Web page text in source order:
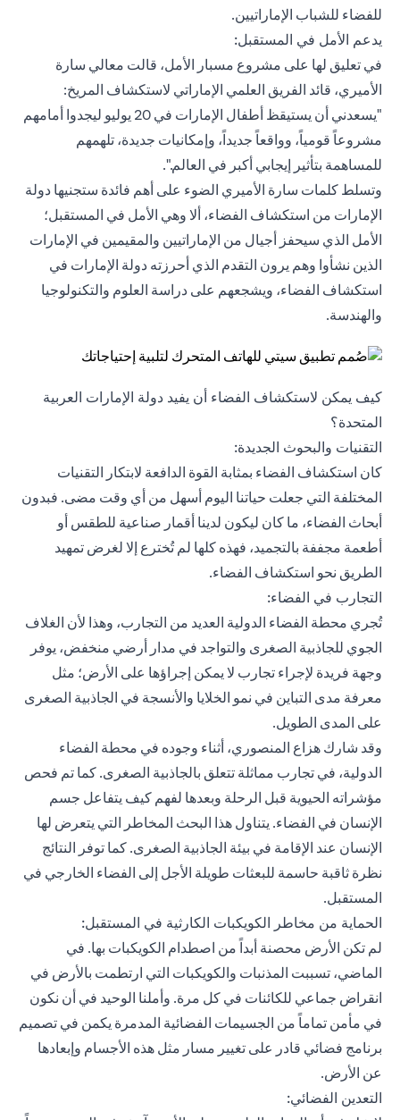
للفضاء للشباب الإماراتيين.
يدعم الأمل في المستقبل:
في تعليق لها على مشروع مسبار الأمل، قالت معالي سارة
الأميري، قائد الفريق العلمي الإماراتي لاستكشاف المريخ:
"يسعدني أن يستيقظ أطفال الإمارات في 20 يوليو ليجدوا أمامهم
مشروعاً قومياً، وواقعاً جديداً، وإمكانيات جديدة، تلهمهم
للمساهمة بتأثير إيجابي أكبر في العالم.".
وتسلط كلمات سارة الأميري الضوء على أهم فائدة ستجنيها دولة
الإمارات من استكشاف الفضاء، ألا وهي الأمل في المستقبل؛
الأمل الذي سيحفز أجيال من الإماراتيين والمقيمين في الإمارات
الذين نشأوا وهم يرون التقدم الذي أحرزته دولة الإمارات في
استكشاف الفضاء، ويشجعهم على دراسة العلوم والتكنولوجيا
والهندسة.
كيف يمكن لاستكشاف الفضاء أن يفيد دولة الإمارات العربية
المتحدة؟
التقنيات والبحوث الجديدة:
كان استكشاف الفضاء بمثابة القوة الدافعة لابتكار التقنيات
المختلفة التي جعلت حياتنا اليوم أسهل من أي وقت مضى. فبدون
أبحاث الفضاء، ما كان ليكون لدينا أقمار صناعية للطقس أو
أطعمة مجففة بالتجميد، فهذه كلها لم تُخترع إلا لغرض تمهيد
الطريق نحو استكشاف الفضاء.
التجارب في الفضاء:
تُجري محطة الفضاء الدولية العديد من التجارب، وهذا لأن الغلاف
الجوي للجاذبية الصغرى والتواجد في مدار أرضي منخفض، يوفر
وجهة فريدة لإجراء تجارب لا يمكن إجراؤها على الأرض؛ مثل
معرفة مدى التباين في نمو الخلايا والأنسجة في الجاذبية الصغرى
على المدى الطويل.
وقد شارك هزاع المنصوري، أثناء وجوده في محطة الفضاء
الدولية، في تجارب مماثلة تتعلق بالجاذبية الصغرى. كما تم فحص
مؤشراته الحيوية قبل الرحلة وبعدها لفهم كيف يتفاعل جسم
الإنسان في الفضاء. يتناول هذا البحث المخاطر التي يتعرض لها
الإنسان عند الإقامة في بيئة الجاذبية الصغرى. كما توفر النتائج
نظرة ثاقبة حاسمة للبعثات طويلة الأجل إلى الفضاء الخارجي في
المستقبل.
الحماية من مخاطر الكويكبات الكارثية في المستقبل:
لم تكن الأرض محصنة أبداً من اصطدام الكويكبات بها. في
الماضي، تسببت المذنبات والكويكبات التي ارتطمت بالأرض في
انقراض جماعي للكائنات في كل مرة. وأملنا الوحيد في أن نكون
في مأمن تماماً من الجسيمات الفضائية المدمرة يكمن في تصميم
برنامج فضائي قادر على تغيير مسار مثل هذه الأجسام وإبعادها
عن الأرض.
التعدين الفضائي: